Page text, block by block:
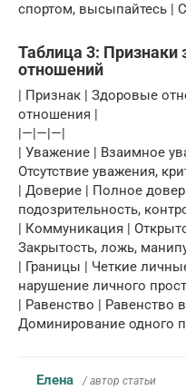
спортом, высыпайтесь |
Таблица 3:
отношений
| Признак | Здоровые
отношения |
|—|—|—|
| Уважение | Взаимное
Отсутствие уважения,
| Доверие | Полное
подозрительность,
| Коммуникация |
Закрытость, ложь,
| Границы | Четкие
нарушение личного
| Равенство | Равенство
Доминирование одного
Елена / автор статьи